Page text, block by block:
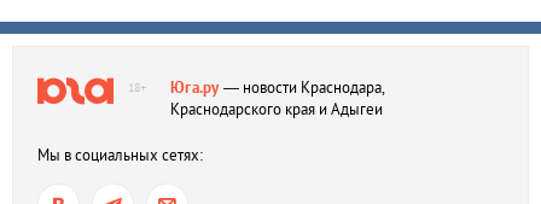
18+ Юга.ру— новости Краснодара,
Краснодарского края и Адыгеи
Мы в социальных сетях: